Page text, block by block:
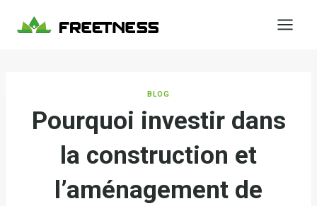
BLOG
Pourquoi investir dans
la construction et
l’aménagement de